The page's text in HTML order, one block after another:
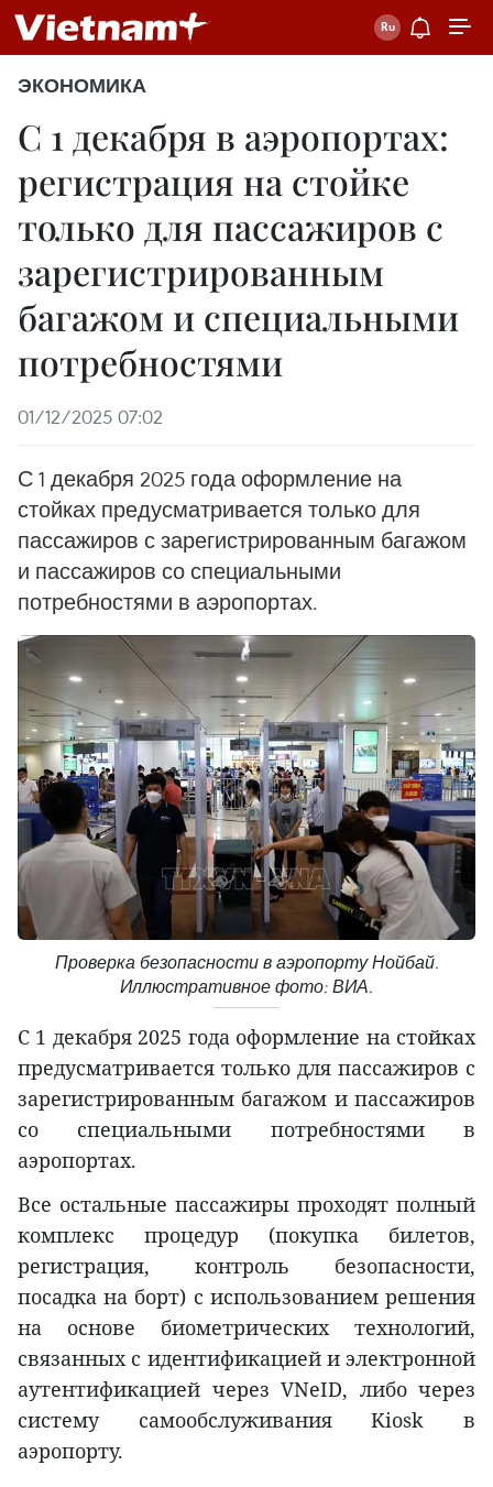
ЭКОНОМИКА
С 1 декабря в аэропортах:
регистрация на стойке
только для пассажиров с
зарегистрированным
багажом и специальными
потребностями
01/12/2025 07:02
С 1 декабря 2025 года оформление на
стойках предусматривается только для
пассажиров с зарегистрированным багажом
и пассажиров со специальными
потребностями в аэропортах.
Проверка безопасности в аэропорту Нойбай.
Иллюстративное фото: ВИА.
С 1 декабря 2025 года оформление на стойках
предусматривается только для пассажиров с
зарегистрированным багажом и пассажиров
со специальными потребностями в
аэропортах.
Все остальные пассажиры проходят полный
комплекс процедур (покупка билетов,
регистрация, контроль безопасности,
посадка на борт) с использованием решения
на основе биометрических технологий,
связанных с идентификацией и электронной
аутентификацией через VNeID, либо через
систему самообслуживания Kiosk в
аэропорту.